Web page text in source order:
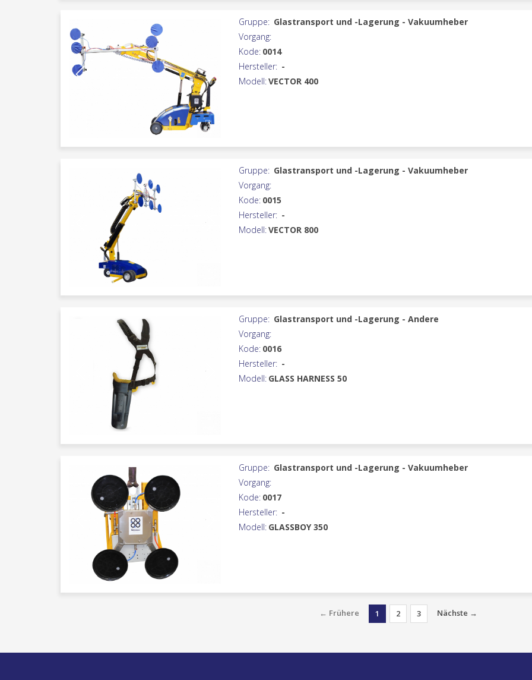
Gruppe: Glastransport und -Lagerung - Vakuumheber
Vorgang:
Kode: 0014
Hersteller: -
Modell:VECTOR 400
Gruppe: Glastransport und -Lagerung - Vakuumheber
Vorgang:
Kode: 0015
Hersteller: -
Modell:VECTOR 800
Gruppe: Glastransport und -Lagerung - Andere
Vorgang:
Kode: 0016
Hersteller: -
Modell: GLASS HARNESS 50
Gruppe: Glastransport und -Lagerung - Vakuumheber
Vorgang:
Kode: 0017
Hersteller: -
Modell: GLASSBOY 350
← Frühere 1 2 3 Nächste →